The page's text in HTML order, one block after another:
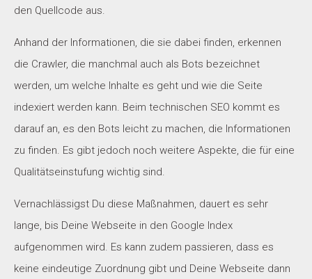
den Quellcode aus.
Anhand der Informationen, die sie dabei finden, erkennen
die Crawler, die manchmal auch als Bots bezeichnet
werden, um welche Inhalte es geht und wie die Seite
indexiert werden kann. Beim technischen SEO kommt es
darauf an, es den Bots leicht zu machen, die Informationen
zu finden. Es gibt jedoch noch weitere Aspekte, die für eine
Qualitätseinstufung wichtig sind.
Vernachlässigst Du diese Maßnahmen, dauert es sehr
lange, bis Deine Webseite in den Google Index
aufgenommen wird. Es kann zudem passieren, dass es
keine eindeutige Zuordnung gibt und Deine Webseite dann